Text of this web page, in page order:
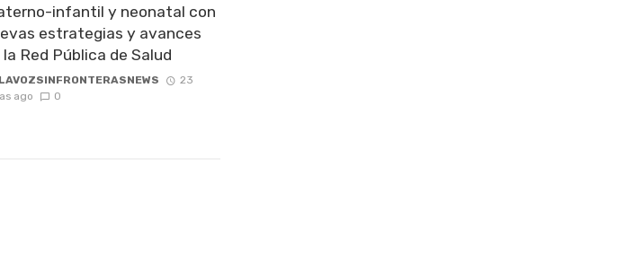
infantil y neonatal con
estrategias y avances
la Red Pública de Salud
LAVOZSINFRONTERASNEWS
23
ago
0